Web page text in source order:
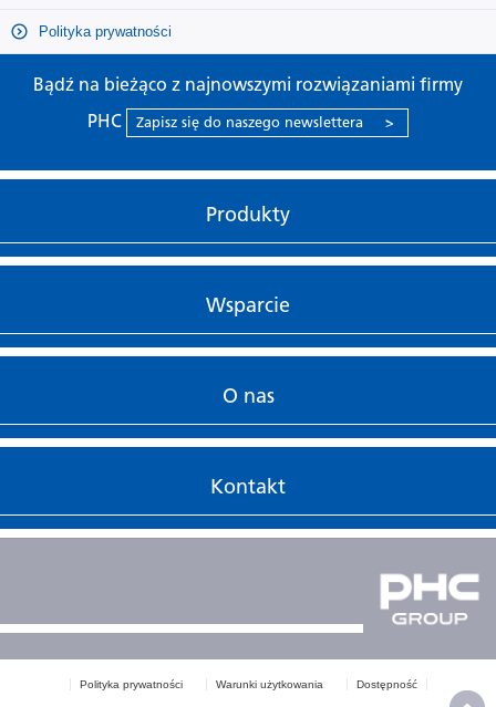
Polityka prywatności
Bądź na bieżąco z najnowszymi rozwiązaniami firmy
PHC
Zapisz się do naszego newslettera >
Produkty
Wsparcie
O nas
Kontakt
Polityka prywatności Warunki użytkowania Dostępność